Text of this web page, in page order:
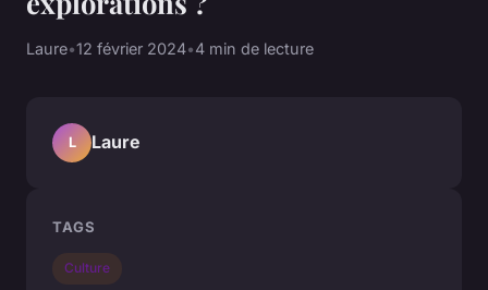
Laure•12 février 2024•4 min de lecture
L Laure
TAGS
Culture